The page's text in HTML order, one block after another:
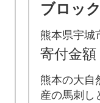
ブロッ
降り(中
ッケ
熊本県宇城
寄付金額
熊本の大自
産の馬刺し